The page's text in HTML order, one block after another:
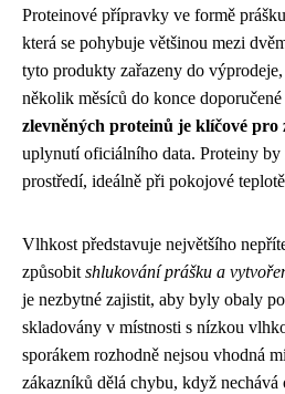
Proteinové přípravky ve formě
která se pohybuje většinou mezi
tyto produkty zařazeny do
několik měsíců do konce
zlevněných proteinů je klíčové
uplynutí oficiálního data. Proteiny
prostředí, ideálně při pokojové
Vlhkost představuje největšího
způsobit shlukování prášku a
je nezbytné zajistit, aby byly obaly
skladovány v místnosti s nízkou
sporákem rozhodně nejsou vhodná
zákazníků dělá chybu, když